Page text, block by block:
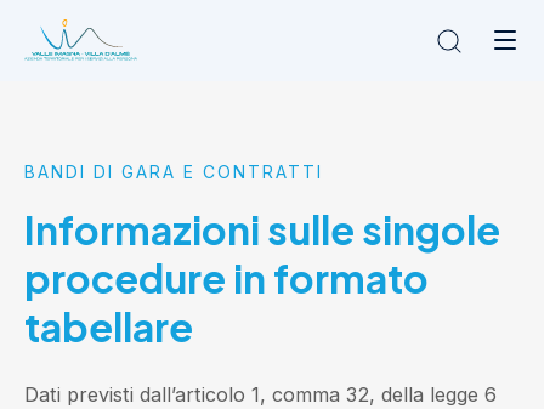
Chi siamo
Cosa facciamo
News
Amministrazione trasparente
Contatti
BANDI DI GARA E CONTRATTI
Informazioni sulle singole
procedure in formato
tabellare
Dati previsti dall’articolo 1, comma 32, della legge 6